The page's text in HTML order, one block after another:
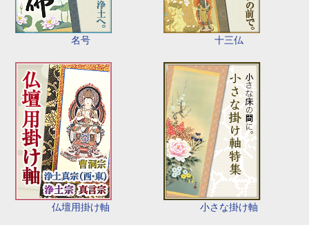
名号 十三仏
仏壇用掛け軸 小さな掛け軸